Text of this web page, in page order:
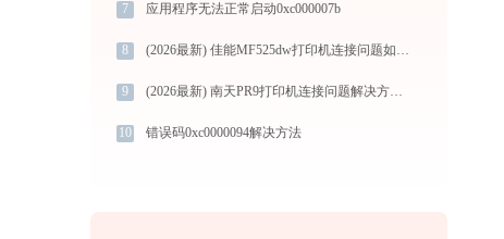
7 应用程序无法正常启动0xc000007b
8 (2026最新) 佳能MF525dw打印机连接问题如何解决？-金山毒霸
9 (2026最新) 南天PR9打印机连接问题解决方法 - 金山毒霸
10 错误码0xc0000094解决方法